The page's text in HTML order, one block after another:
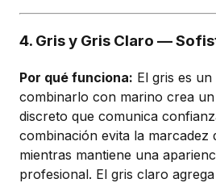
4. Gris y Gris Claro —
Por qué funciona: El gris es
combinarlo con marino crea
discreto que comunica
combinación evita la marcadez
mientras mantiene una
profesional. El gris claro